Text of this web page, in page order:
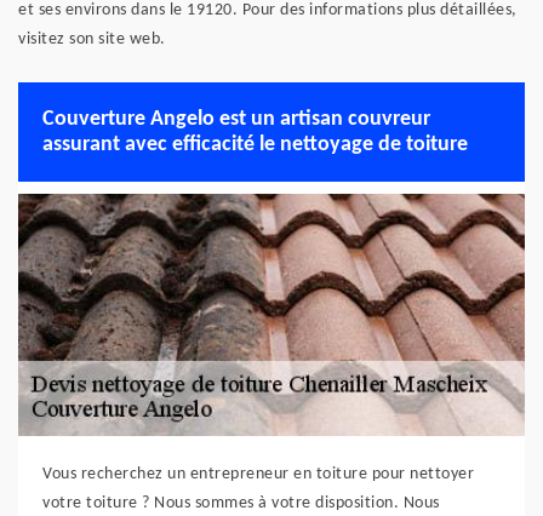
et ses environs dans le 19120. Pour des informations plus détaillées,
visitez son site web.
Couverture Angelo est un artisan couvreur
assurant avec efficacité le nettoyage de toiture
Vous recherchez un entrepreneur en toiture pour nettoyer
votre toiture ? Nous sommes à votre disposition. Nous